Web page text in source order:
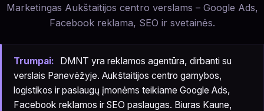
Marketingas Aukštaitijos centro verslams – Google Ads,
Facebook reklama, SEO ir svetainės.
Trumpai:
DMNT yra reklamos agentūra, dirbanti su
verslais Panevėžyje. Aukštaitijos centro gamybos,
logistikos ir paslaugų įmonėms teikiame Google Ads,
Facebook reklamos ir SEO paslaugas. Biuras Kaune,